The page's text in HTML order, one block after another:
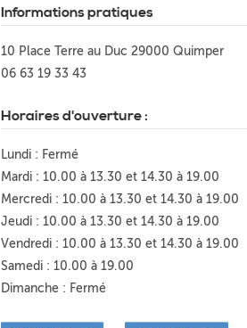
Informations pratiques
10 Place Terre au Duc 29000 Quimper
06 63 19 33 43
Horaires d'ouverture :
Lundi : Fermé
Mardi : 10.00 à 13.30 et 14.30 à 19.00
Mercredi : 10.00 à 13.30 et 14.30 à 19.00
Jeudi : 10.00 à 13.30 et 14.30 à 19.00
Vendredi : 10.00 à 13.30 et 14.30 à 19.00
Samedi : 10.00 à 19.00
Dimanche : Fermé